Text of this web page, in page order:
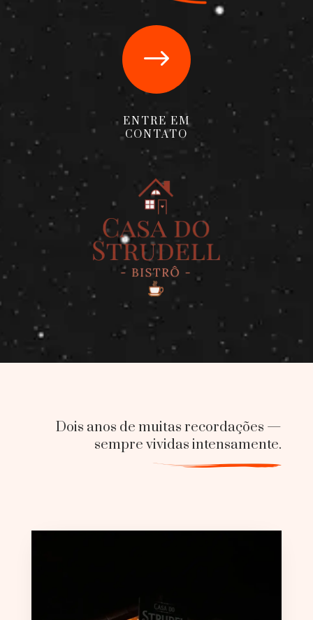
$
ENTRE EM
CONTATO
Dois anos de muitas recordações —
sempre vividas intensamente.